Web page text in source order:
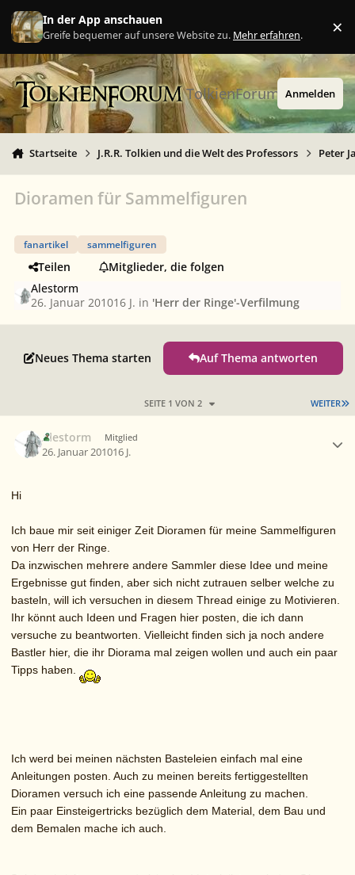
Zu Inhalt springen
In der App anschauen
Greife bequemer auf unsere Website zu. Mehr erfahren. ×
TolkienForum Anmelden
Startseite J.R.R. Tolkien und die Welt des Professors Peter
Dioramen für Sammelfiguren
fanartikel sammelfiguren
Teilen
Mitglieder, die folgen
Alestorm
26. Januar 201016 J. in 'Herr der Ringe'-Verfilmung
Neues Thema starten Auf Thema antworten
WEITER
SEITE 1 VON 2
Alestorm Mitglied
26. Januar 201016 J.
Hi
Ich baue mir seit einiger Zeit Dioramen für meine Sammelfiguren
von Herr der Ringe.
Da inzwischen mehrere andere Sammler diese Idee und meine
Ergebnisse gut finden, aber sich nicht zutrauen selber welche zu
basteln, will ich versuchen in diesem Thread einige zu Motivieren.
Ihr könnt auch Ideen und Fragen hier posten, die ich dann
versuche zu beantworten. Vielleicht finden sich ja noch andere
Bastler hier, die ihr Diorama mal zeigen wollen und auch ein paar
Tipps haben.
Ich werd bei meinen nächsten Basteleien einfach mal eine
Anleitungen posten. Auch zu meinen bereits fertiggestellten
Dioramen versuch ich eine passende Anleitung zu machen.
Ein paar Einsteigertricks bezüglich dem Material, dem Bau und
dem Bemalen mache ich auch.